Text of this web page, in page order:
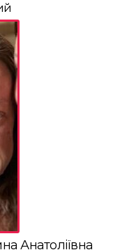
Анатоліївна